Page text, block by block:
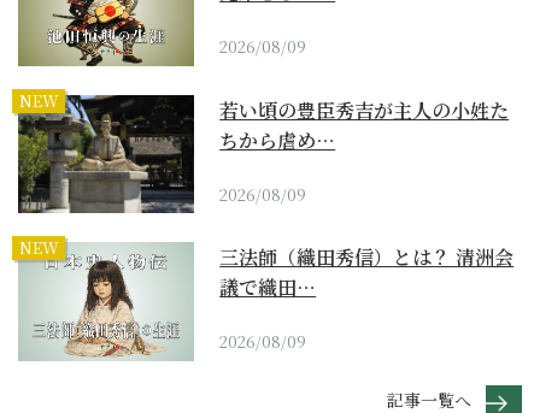
2026/08/09
NEW
若い頃の豊臣秀吉が主人の小姓た
ちから虐め…
2026/08/09
NEW
三法師（織田秀信）とは？ 清洲会
議で織田…
2026/08/09
記事一覧へ